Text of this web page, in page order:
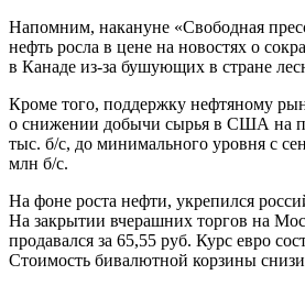
Напомним, накануне «Свободная
нефть росла в цене на новостях о
в Канаде из-за бушующих в стране
Кроме того, поддержку нефтяному
о снижении добычи сырья в США на
тыс. б/с, до минимального уровня с
млн б/с.
На фоне роста нефти, укрепился
На закрытии вчерашних торгов на
продавался за 65,55 руб. Курс евро
Стоимость бивалютной корзины